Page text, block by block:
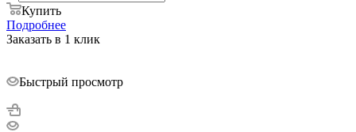
Купить
Подробнее
Заказать в 1 клик
Быстрый просмотр